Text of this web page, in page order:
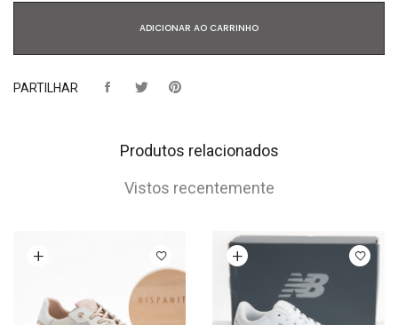
ADICIONAR AO CARRINHO
PARTILHAR
Produtos relacionados
Vistos recentemente
opções Ver opções